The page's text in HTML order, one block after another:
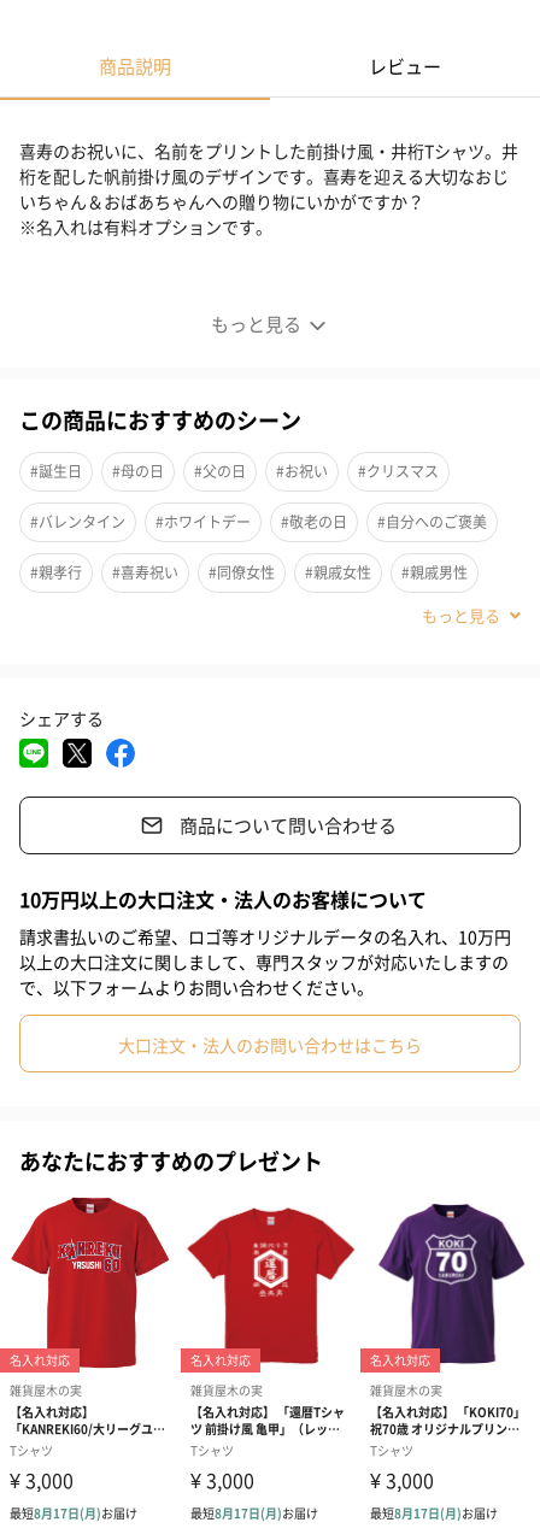
商品説明 レビュー
もっと見る
喜寿のお祝いに、名前をプリントした前掛け風・井桁Tシャツ。井
桁を配した帆前掛け風のデザインです。喜寿を迎える大切なおじ
いちゃん＆おばあちゃんへの贈り物にいかがですか？
※名入れは有料オプションです。
井桁を配した帆前掛け風のデザインに、おじいちゃん＆おばあち
ゃんの名前をプリントして贈る喜寿Tシャツ。
喜寿のプレゼントにいかがですか？
名入れ対応可能
名前をプリントすることで世界で一枚の長寿のお祝いTシャツをプ
レゼントできます。
※名入れの箇所は前面・図柄下の点線内です
※名入れする文字色はホワイトです
※名入れは有料オプションです
この商品におすすめのシーン
#誕生日 #母の日 #父の日 #お祝い #クリスマス
#バレンタイン #ホワイトデー #敬老の日 #自分へのご褒美
#親孝行 #喜寿祝い #同僚女性 #親戚女性 #親戚男性
#妹 #兄
#祖母 #母親
#男友達 #70代
シェアする
商品について問い合わせる
10万円以上の大口注文・法人のお客様について
請求書払いのご希望、ロゴ等オリジナルデータの名入れ、10万円
以上の大口注文に関しまして、専門スタッフが対応いたしますの
で、以下フォームよりお問い合わせください。
大口注文・法人のお問い合わせはこちら
あなたにおすすめのプレゼント